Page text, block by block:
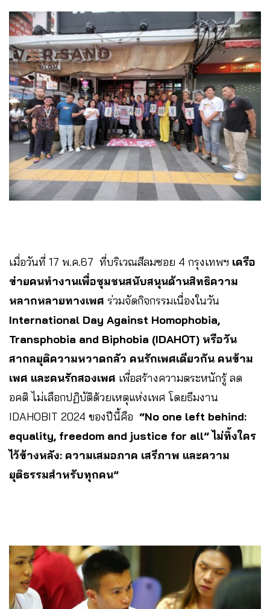
เมื่อวันที่ 17 พ.ค.67 ที่บริเวณสีลมซอย 4 กรุงเทพฯ เครือ
ข่ายคนทำงานเพื่อชุมชนสนับสนุนด้านสิทธิความ
หลากหลายทางเพศ ร่วมจัดกิจกรรมเนื่องในวัน
International Day Against Homophobia,
Transphobia and Biphobia (IDAHOT) หรือวัน
สากลยุติความหวาดกลัว คนรักเพศเดียวกัน คนข้าม
เพศ และคนรักสองเพศ เพื่อสร้างความตระหนักรู้ ลด
อคติ ไม่เลือกปฏิบัติด้วยเหตุแห่งเพศ โดยธีมงาน
IDAHOBIT 2024 ของปีนี้คือ “No one left behind:
equality, freedom and justice for all” ไม่ทิ้งใคร
ไว้ข้างหลัง: ความเสมอภาค เสรีภาพ และความ
ยุติธรรมสำหรับทุกคน”